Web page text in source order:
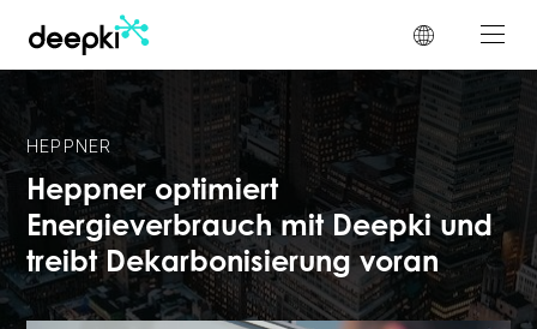
HEPPNER
Heppner optimiert
Energieverbrauch mit Deepki und
treibt Dekarbonisierung voran
Cookie-Einstellungen